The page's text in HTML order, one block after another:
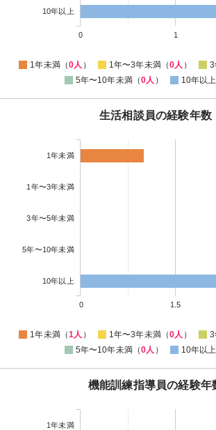
10年以上
0 1
1年未満（0人 ） 1年〜3年未満（0人 ） 3
5年〜10年未満（0人 ） 10年以
生活相談員の経験年数
1年未満
1年〜3年未満
3年〜5年未満
5年〜10年未満
10年以上
0 1.5
1年未満（1人 ） 1年〜3年未満（0人 ） 3
5年〜10年未満（0人 ） 10年以
機能訓練指導員の経験年
1年未満